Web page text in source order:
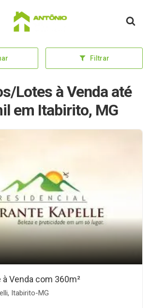
Página inicial
Filtrar
Lotes à Venda até
em Itabirito, MG
Venda com 360m²
Itabirito-MG